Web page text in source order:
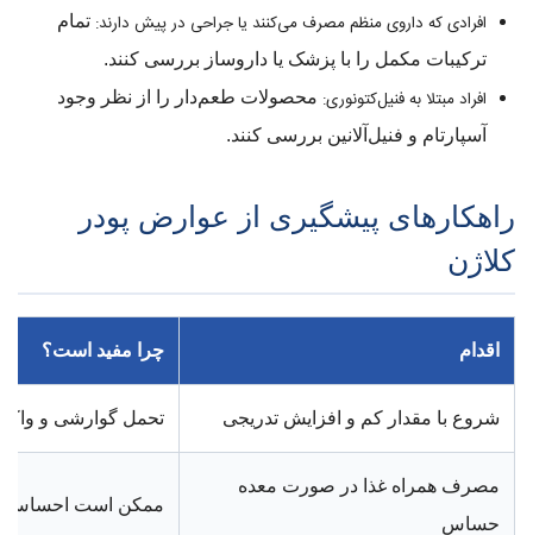
افرادی که داروی منظم مصرف می‌کنند یا جراحی در پیش دارند: تمام
ترکیبات مکمل را با پزشک یا داروساز بررسی کنند.
افراد مبتلا به فنیل‌کتونوری: محصولات طعم‌دار را از نظر وجود
آسپارتام و فنیل‌آلانین بررسی کنند.
راهکارهای پیشگیری از عوارض پودر
کلاژن
اقدام چرا مفید است؟
شروع با مقدار کم و افزایش تدریجی تحمل گوارشی و
مصرف همراه غذا در صورت معده
حساس
ممکن است احساس